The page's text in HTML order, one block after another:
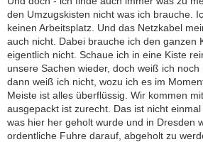
den Umzugskisten nicht was ich brauche.
keinen Arbeitsplatz. Und das Netzkabel
auch nicht. Dabei brauche ich den ganzen
eigentlich nicht. Schaue ich in eine Kiste
unsere Sachen wieder, doch weiß ich
dann weiß ich nicht, wozu ich es im
Meiste ist alles überflüssig. Wir kommen
ausgepackt ist zurecht. Das ist nicht
was hier her geholt wurde und in Dresden
ordentliche Fuhre darauf, abgeholt zu